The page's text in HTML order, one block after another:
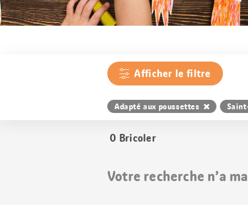
Afficher le filtre
Adapté aux poussettes
0 Bricoler
Votre recherche n’a